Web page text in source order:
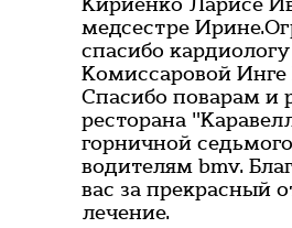
медсестре
спасибо кардиологу
Комиссаровой Инге
Спасибо поварам и
ресторана
горничной
водителям bmv.
вас за прекрасный
лечение.